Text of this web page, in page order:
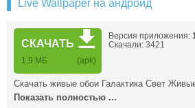
Live Wallpaper на андроид
СКАЧАТЬ
1,9 MБ (apk)
Версия приложения:
Скачали: 3421
Скачать живые обои Галактика Свет
Показать полностью ...